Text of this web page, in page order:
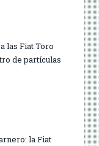
las Fiat Toro
de partículas
la Fiat